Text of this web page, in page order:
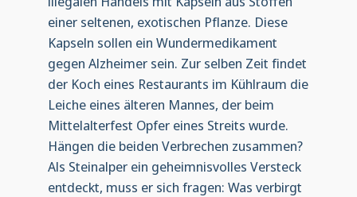
einer seltenen, exotischen Pflanze. Diese
Kapseln sollen ein Wundermedikament
gegen Alzheimer sein. Zur selben Zeit findet
der Koch eines Restaurants im Kühlraum die
Leiche eines älteren Mannes, der beim
Mittelalterfest Opfer eines Streits wurde.
Hängen die beiden Verbrechen zusammen?
Als Steinalper ein geheimnisvolles Versteck
entdeckt, muss er sich fragen: Was verbirgt